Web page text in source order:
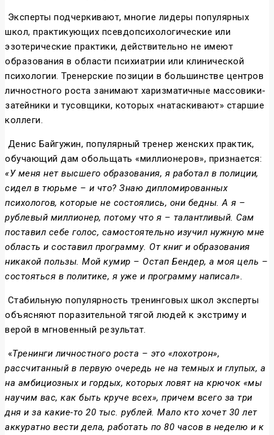
Эксперты подчеркивают, многие лидеры популярных
школ, практикующих псевдопсихологические или
эзотерические практики, действительно не имеют
образования в области психиатрии или клинической
психологии. Тренерские позиции в большинстве центров
личностного роста занимают харизматичные массовики-
затейники и тусовщики, которых «натаскивают» старшие
коллеги.
Денис Байгужин, популярный тренер женских практик,
обучающий дам обольщать «миллионеров», признается:
«У меня нет высшего образования, я работал в полиции,
сидел в тюрьме – и что? Знаю дипломированных
психологов, которые не состоялись, они бедны. А я –
рублевый миллионер, потому что я – талантливый. Сам
поставил себе голос, самостоятельно изучил нужную мне
область и составил программу. От книг и образования
никакой пользы. Мой кумир – Остап Бендер, а моя цель –
состояться в политике, я уже и программу написал».
Стабильную популярность тренинговых школ эксперты
объясняют поразительной тягой людей к экстриму и
верой в мгновенный результат.
«Тренинги личностного роста – это «лохотрон»,
рассчитанный в первую очередь не на темных и глупых, а
на амбициозных и гордых, которых ловят на крючок «мы
научим вас, как быть круче всех», причем всего за три
дня и за какие-то 20 тыс. рублей. Мало кто хочет 30 лет
аккуратно вести дела, работать по 80 часов в неделю и к